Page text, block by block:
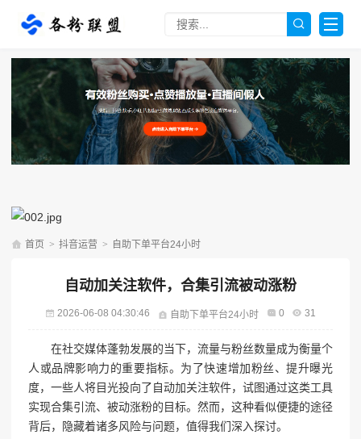
首页 > 抖音运营 > 自助下单平台24小时
自动加关注软件，合集引流被动涨粉
2026-06-08 04:30:46 自助下单平台24小时 0 31
在社交媒体蓬勃发展的当下，流量与粉丝数量成为衡量个
人或品牌影响力的重要指标。为了快速增加粉丝、提升曝光
度，一些人将目光投向了自动加关注软件，试图通过这类工具
实现合集引流、被动涨粉的目标。然而，这种看似便捷的途径
背后，隐藏着诸多风险与问题，值得我们深入探讨。